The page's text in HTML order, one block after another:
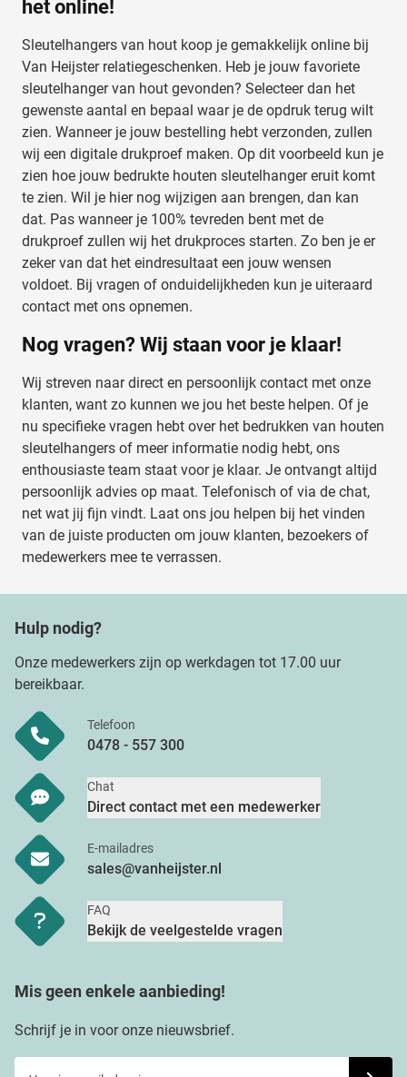
partners voor social media, adverteren en analyse. Deze
informatie die u aan ze heeft verstrekt of die ze hebben
verzameld op basis van uw gebruik van hun services.
het online!
Sleutelhangers van hout koop je gemakkelijk online bij
Van Heijster relatiegeschenken. Heb je jouw favoriete
sleutelhanger van hout gevonden? Selecteer dan het
gewenste aantal en bepaal waar je de opdruk terug wilt
zien. Wanneer je jouw bestelling hebt verzonden, zullen
wij een digitale drukproef maken. Op dit voorbeeld kun je
zien hoe jouw bedrukte houten sleutelhanger eruit komt
te zien. Wil je hier nog wijzigen aan brengen, dan kan
dat. Pas wanneer je 100% tevreden bent met de
drukproef zullen wij het drukproces starten. Zo ben je er
zeker van dat het eindresultaat een jouw wensen
voldoet. Bij vragen of onduidelijkheden kun je uiteraard
contact met ons opnemen.
Nog vragen? Wij staan voor je klaar!
Wij streven naar direct en persoonlijk contact met onze
klanten, want zo kunnen we jou het beste helpen. Of je
nu specifieke vragen hebt over het bedrukken van houten
sleutelhangers of meer informatie nodig hebt, ons
enthousiaste team staat voor je klaar. Je ontvangt altijd
persoonlijk advies op maat. Telefonisch of via de chat,
net wat jij fijn vindt. Laat ons jou helpen bij het vinden
van de juiste producten om jouw klanten, bezoekers of
medewerkers mee te verrassen.
Hulp nodig?
Onze medewerkers zijn op werkdagen tot 17.00 uur
bereikbaar.
Telefoon
0478 - 557 300
Chat
Direct contact met een medewerker
E-mailadres
sales@vanheijster.nl
FAQ
Bekijk de veelgestelde vragen
Mis geen enkele aanbieding!
Schrijf je in voor onze nieuwsbrief.